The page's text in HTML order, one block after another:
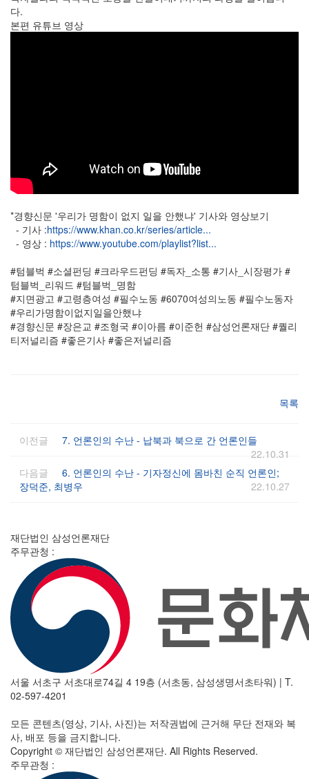
다.
본편 유튜브 영상
*경향신문 '우리가 명함이 없지 일을 안했냐' 기사와 영상보기
- 기사 :https://www.khan.co.kr/series/article...
- 영상 : https://www.youtube.com/playlist?list...
#텀블벅 #소셜펀딩 #크라우드펀딩 #독자_소통 #기사_시장평가 #
텀블벅_리워드 #텀블벅_명함
#지면광고 #고령층여성 #필수노동 #6070여성의노동 #필수노동자
#우리가명함이없지일을안했냐
#경향신문 #장은교 #조형국 #이아름 #이준헌 #삼성언론재단 #퀄리
티저널리즘 #좋은기사 #좋은저널리즘
목록
이전글
7. 언론인의 수난 - 납북과 북으로 간 언론인들
22.10.31
다음글
6. 언론인의 수난 - 기자정신에 몸바친 순직 언론인;
장덕준, 최병우
22.10.27
재단법인 삼성언론재단
주무관청 :
서울 서초구 서초대로74길 4 19층 (서초동, 삼성생명서초타워) | T.
02-597-4201
모든 콘텐츠(영상, 기사, 사진)는 저작권법에 근거해 무단 전재와 복
사, 배포 등을 금지합니다.
Copyright © 재단법인 삼성언론재단. All Rights Reserved.
주무관청 :